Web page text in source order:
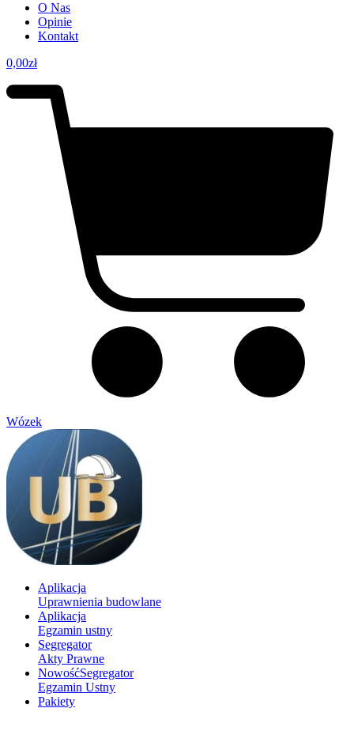
O Nas
Opinie
Kontakt
0,00zł
Wózek
Aplikacja
Uprawnienia budowlane
Aplikacja
Egzamin ustny
Segregator
Akty Prawne
NowośćSegregator
Egzamin Ustny
Pakiety